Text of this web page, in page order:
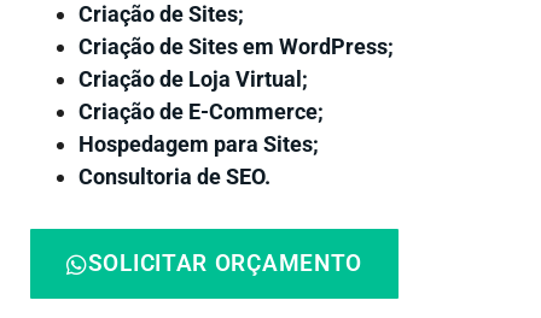
Criação de Sites;
Criação de Sites em WordPress;
Criação de Loja Virtual;
Criação de E-Commerce;
Hospedagem para Sites;
Consultoria de SEO.
SOLICITAR ORÇAMENTO